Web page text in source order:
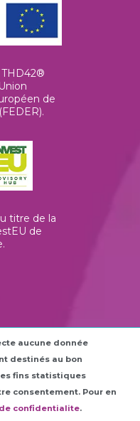
de
titre de la
de
.
sont
France
aucune donnée
destinés au bon
fins statistiques
consentement. Pour en
confidentialite.